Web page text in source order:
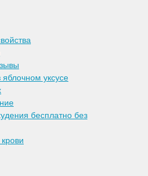
уксусе
бесплатно без